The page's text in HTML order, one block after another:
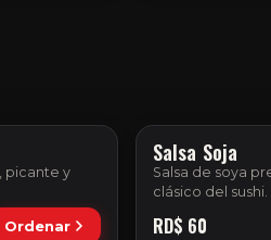
picante y
Ordenar
Salsa Soja
Salsa de soya
clásico del sushi.
RD$ 60